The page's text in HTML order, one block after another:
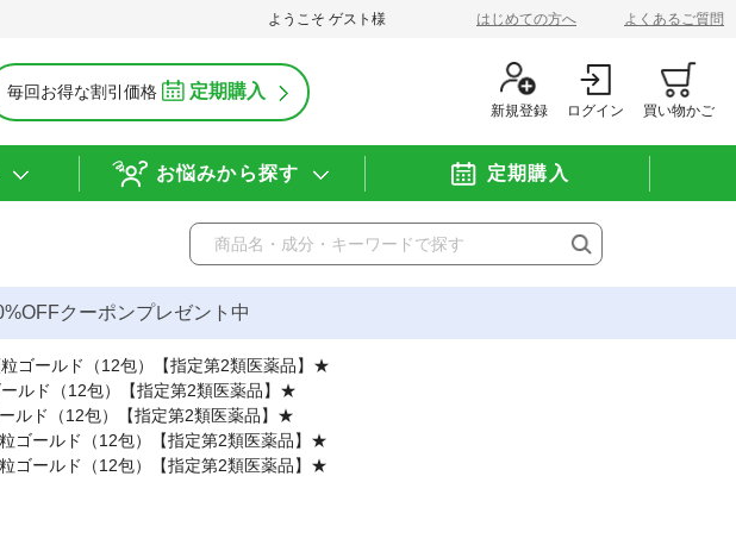
ようこそ ゲスト 様 はじめての方へ よくあるご質問
毎回お得な割引価格 定期購入
新規登録 ログイン 買い物かご
お悩みから探す 定期購入
クーポンプレゼント中
ゴールド（12包）【指定第2類医薬品】★
ルド（12包）【指定第2類医薬品】★
ルド（12包）【指定第2類医薬品】★
ゴールド（12包）【指定第2類医薬品】★
ゴールド（12包）【指定第2類医薬品】★